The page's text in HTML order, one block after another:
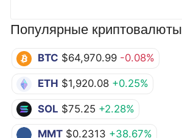
Популярные криптовалюты
BTC $64,970.99 -0.08%
ETH $1,920.08 +0.25%
SOL $75.25 +2.28%
MMT $0.2313 +38.67%